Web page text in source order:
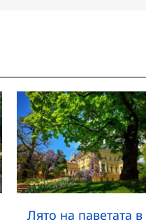
Лято на паветата в